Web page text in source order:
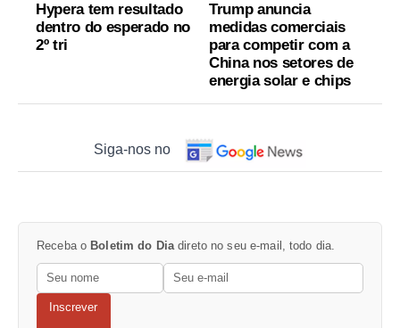
Hypera tem resultado
dentro do esperado no
2º tri
Trump anuncia
medidas comerciais
para competir com a
China nos setores de
energia solar e chips
Siga-nos no
Receba o Boletim do Diadireto no seu e-mail, todo dia.
Inscrever